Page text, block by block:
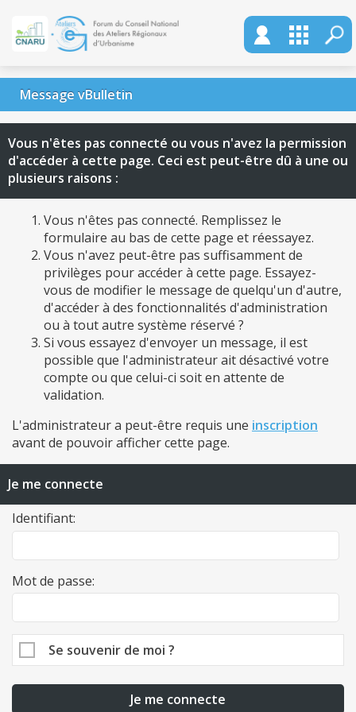
Message vBulletin
Vous n'êtes pas connecté ou vous n'avez la permission
d'accéder à cette page. Ceci est peut-être dû à une ou
plusieurs raisons :
Vous n'êtes pas connecté. Remplissez le
formulaire au bas de cette page et réessayez.
Vous n'avez peut-être pas suffisamment de
privilèges pour accéder à cette page. Essayez-
vous de modifier le message de quelqu'un d'autre,
d'accéder à des fonctionnalités d'administration
ou à tout autre système réservé ?
Si vous essayez d'envoyer un message, il est
possible que l'administrateur ait désactivé votre
compte ou que celui-ci soit en attente de
validation.
L'administrateur a peut-être requis une inscription
avant de pouvoir afficher cette page.
Je me connecte
Identifiant:
Mot de passe:
Se souvenir de moi ?
Je me connecte